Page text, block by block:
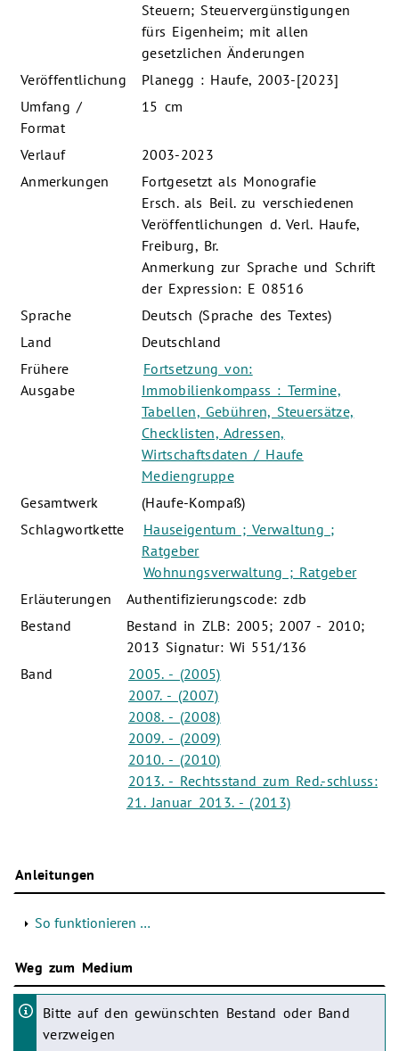
Steuern; Steuervergünstigungen
fürs Eigenheim; mit allen
gesetzlichen Änderungen
Veröffentlichung
Planegg : Haufe, 2003-[2023]
Umfang /
Format
15 cm
Verlauf
2003-2023
Anmerkungen
Fortgesetzt als Monografie
Ersch. als Beil. zu verschiedenen
Veröffentlichungen d. Verl. Haufe,
Freiburg, Br.
Anmerkung zur Sprache und Schrift
der Expression: E 08516
Sprache
Deutsch (Sprache des Textes)
Land
Deutschland
Frühere
Ausgabe
Fortsetzung von:
Immobilienkompass : Termine,
Tabellen, Gebühren, Steuersätze,
Checklisten, Adressen,
Wirtschaftsdaten / Haufe
Mediengruppe
Gesamtwerk
(Haufe-Kompaß)
Schlagwortkette
Hauseigentum ; Verwaltung ;
Ratgeber
Wohnungsverwaltung ; Ratgeber
Erläuterungen
Authentifizierungscode: zdb
Bestand
Bestand in ZLB: 2005; 2007 - 2010;
2013 Signatur: Wi 551/136
Band
2005. - (2005)
2007. - (2007)
2008. - (2008)
2009. - (2009)
2010. - (2010)
2013. - Rechtsstand zum Red.-schluss:
21. Januar 2013. - (2013)
Anleitungen
So funktionieren …
Weg zum Medium
Bitte auf den gewünschten Bestand oder Band
verzweigen